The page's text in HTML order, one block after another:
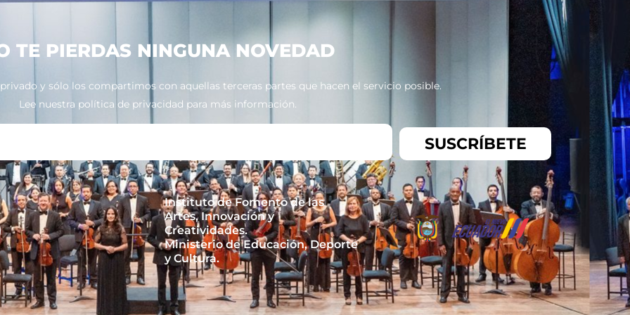
TE PIERDAS NINGUNA NOVEDAD
y sólo los compartimos con aquellas terceras partes que hacen el servicio posible.
Lee nuestra política de privacidad para más información.
SUSCRÍBETE
Instituto de Fomento de las
Artes, Innovación y
Creatividades.
Ministerio de Educación, Deporte
y Cultura.